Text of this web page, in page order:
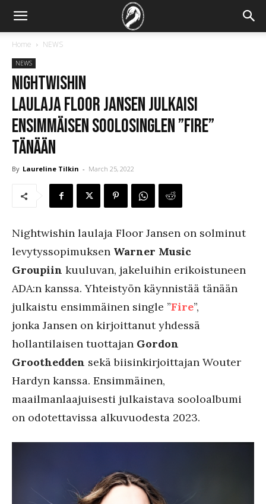
Home NEWS
NEWS
NIGHTWISHIN
LAULAJA FLOOR JANSEN JULKAISI
ENSIMMÄISEN SOOLOSINGLEN ”FIRE”
TÄNÄÄN
By Laureline Tilkin - March 25, 2022
Nightwishin laulaja Floor Jansen on solminut
levytyssopimuksen Warner Music
Groupiin kuuluvan, jakeluihin erikoistuneen
ADA:n kanssa. Yhteistyön käynnistää tänään
julkaistu ensimmäinen single ”Fire”,
jonka Jansen on kirjoittanut yhdessä
hollantilaisen tuottajan Gordon
Groothedden sekä biisinkirjoittajan Wouter
Hardyn kanssa. Ensimmäinen,
maailmanlaajuisesti julkaistava sooloalbumi
on odotettavissa alkuvuodesta 2023.